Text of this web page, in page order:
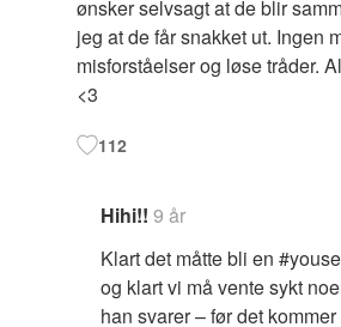
ønsker selvsagt at de blir
jeg at de får snakket ut. Ingen
misforståelser og løse tråder.
<3
112
Hihi!! 9 år
Klart det måtte bli en
og klart vi må vente sykt
han svarer – før det